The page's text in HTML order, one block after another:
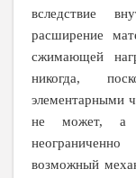
вследствие
расширение
сжимающей
никогда,
элементарными
не может, а
возможный